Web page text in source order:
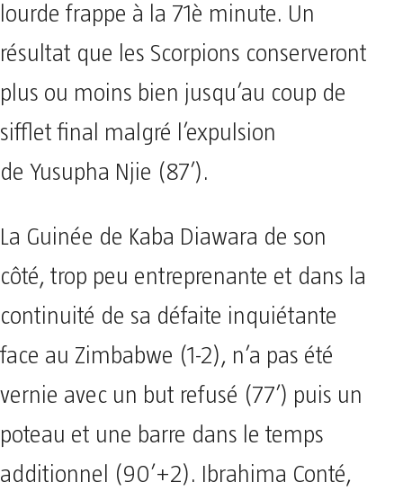
lourde frappe à la 71è minute. Un
résultat que les Scorpions conserveront
plus ou moins bien jusqu’au coup de
sifflet final malgré l’expulsion
de Yusupha Njie (87’).
La Guinée de Kaba Diawara de son
côté, trop peu entreprenante et dans la
continuité de sa défaite inquiétante
face au Zimbabwe (1-2), n’a pas été
vernie avec un but refusé (77’) puis un
poteau et une barre dans le temps
additionnel (90’+2). Ibrahima Conté,